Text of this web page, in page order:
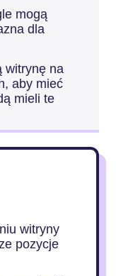
mogą
dla
witrynę na
aby mieć
mieli te
witryny
pozycje